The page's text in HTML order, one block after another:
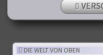
DIE WELT VON OBEN